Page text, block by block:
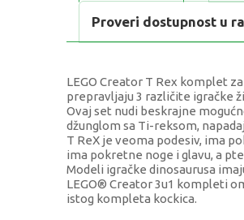
Proveri dostupnost u
LEGO Creator T Rex komplet
prepravljaju 3 različite igračke
Ovaj set nudi beskrajne
džunglom sa Ti-reksom,
T ReX je veoma podesiv, ima
ima pokretne noge i glavu, a
Modeli igračke dinosaurusa
LEGO® Creator 3u1 kompleti
istog kompleta kockica.